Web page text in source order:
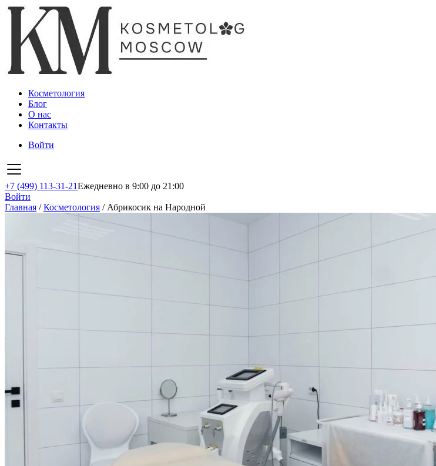
Косметология
Блог
О нас
Контакты
Войти
+7 (499) 113-31-21Ежедневно в 9:00 до 21:00
Войти
Главная /Косметология / Абрикосик на Народной